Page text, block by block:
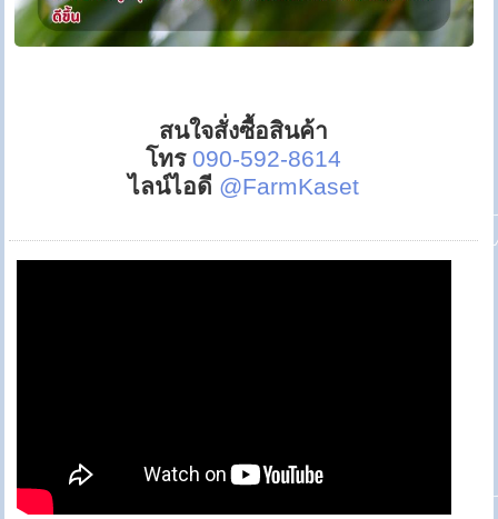
สนใจสั่งซื้อสินค้า
โทร 090-592-8614
ไลน์ไอดี @FarmKaset